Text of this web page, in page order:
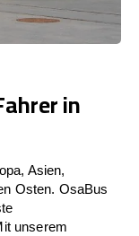
in
Asien,
Osten. OsaBus
unserem